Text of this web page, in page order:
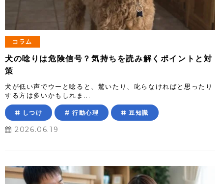
コラム
犬の唸りは危険信号？気持ちを読み解くポイントと対
策
犬が低い声でウーと唸ると、驚いたり、叱らなければと思ったり
する方は多いかもしれま...
しつけ 行動心理 豆知識
2026.06.19